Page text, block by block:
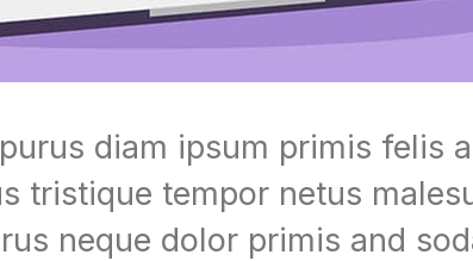
diam ipsum primis felis
tristique tempor netus
neque dolor primis and